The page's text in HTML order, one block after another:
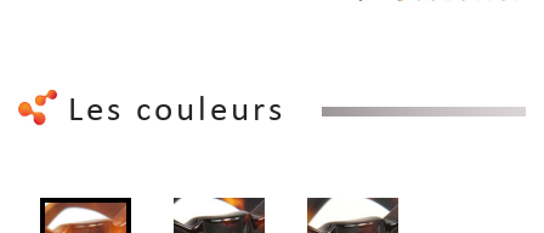
Les couleurs